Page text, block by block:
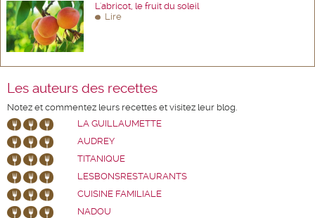
L'abricot, le fruit du soleil
Lire
Les auteurs des recettes
Notez et commentez leurs recettes et visitez leur blog.
LA GUILLAUMETTE
AUDREY
TITANIQUE
LESBONSRESTAURANTS
CUISINE FAMILIALE
NADOU